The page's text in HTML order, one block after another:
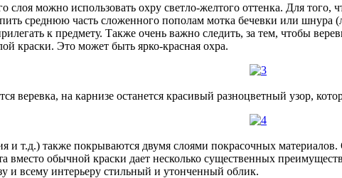
слоя можно использовать охру светло-желтого оттенка. Для
среднюю часть сложенного пополам мотка бечевки или шнура
к предмету. Также очень важно следить, за тем, чтобы
краски. Это может быть ярко-красная охра.
веревка, на карнизе останется красивый разноцветный узор,
и т.д.) также покрываются двумя слоями покрасочных
вместо обычной краски дает несколько существенных
и всему интерьеру стильный и утонченный облик.